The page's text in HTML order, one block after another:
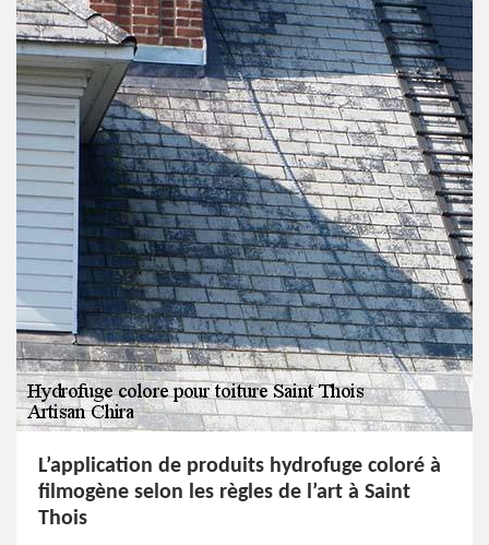
L’application de produits hydrofuge coloré à
filmogène selon les règles de l’art à Saint
Thois